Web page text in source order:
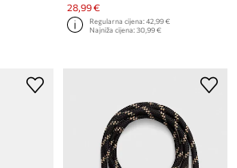
28,99 €
Regularna cijena:42,99 €
Najniža cijena:30,99 €